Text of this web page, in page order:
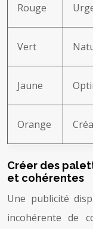
Rouge
Vert
Jaune
Orange
Créer des
et cohérentes
Une publicité
incohérente de